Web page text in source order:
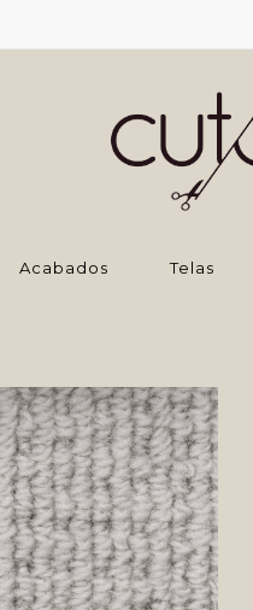
Acabados Telas